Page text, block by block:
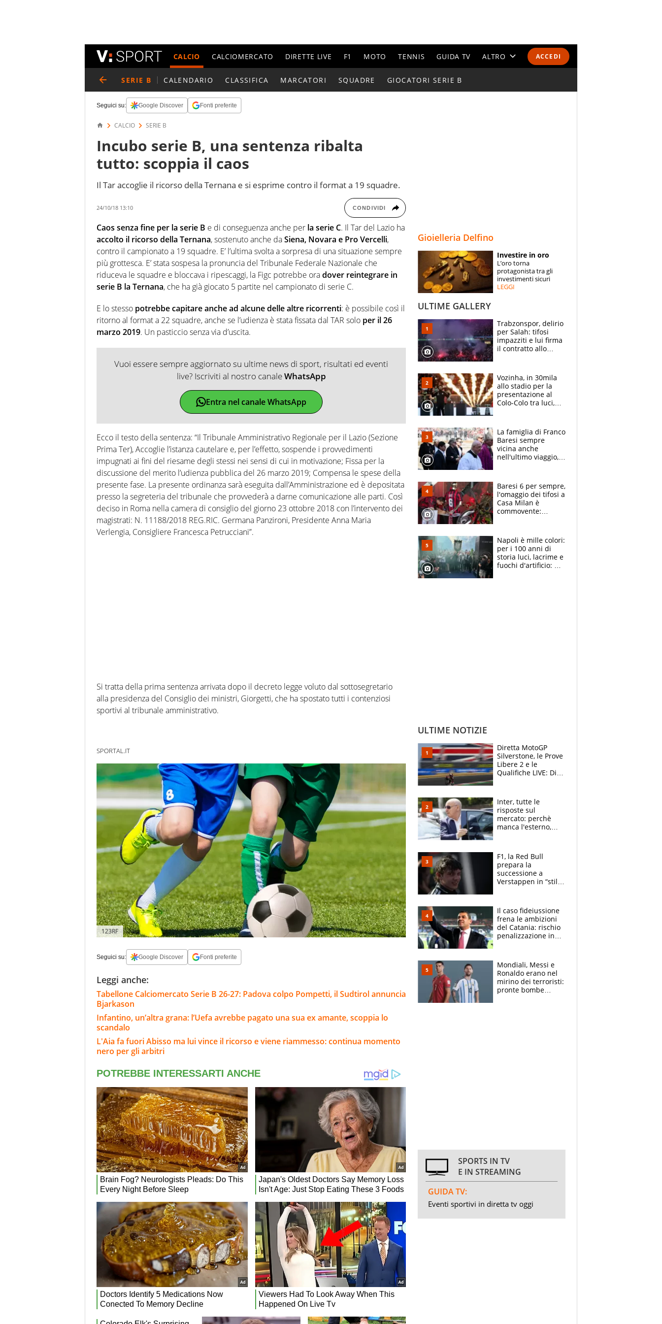
ACCEDI
CALCIO CALCIOMERCATO DIRETTE LIVE F1 MOTO TENNIS GUIDA TV ALTRO
ESPERTI
CONTATTI
SERIE B CALENDARIO CLASSIFICA MARCATORI SQUADRE GIOCATORI SERIE B
Seguici su: Google Discover Fonti preferite
CALCIO SERIE B
Incubo serie B, una sentenza ribalta
tutto: scoppia il caos
Il Tar accoglie il ricorso della Ternana e si esprime contro il format a 19 squadre.
24/10/18 13:10 CONDIVIDI
Caos senza fine per la serie B e di conseguenza anche per la serie C. Il Tar del Lazio ha
accolto il ricorso della Ternana, sostenuto anche daSiena, Novara e Pro Vercelli,
contro il campionato a 19 squadre. E’ l’ultima svolta a sorpresa di una situazione sempre
più grottesca. E’ stata sospesa la pronuncia del Tribunale Federale Nazionale che
riduceva le squadre e bloccava i ripescaggi, la Figc potrebbe oradover reintegrare in
serie B la Ternana, che ha già giocato 5 partite nel campionato di serie C.
E lo stesso potrebbe capitare anche ad alcune delle altre ricorrenti: è possibile così il
ritorno al format a 22 squadre, anche se l’udienza è stata fissata dal TAR solo per il 26
marzo 2019. Un pasticcio senza via d’uscita.
Vuoi essere sempre aggiornato su ultime news di sport, risultati ed eventi
live? Iscriviti al nostro canaleWhatsApp
Entra nel canale WhatsApp
Ecco il testo della sentenza: “Il Tribunale Amministrativo Regionale per il Lazio (Sezione
Prima Ter), Accoglie l’istanza cautelare e, per l’effetto, sospende i provvedimenti
impugnati ai fini del riesame degli stessi nei sensi di cui in motivazione; Fissa per la
discussione del merito l’udienza pubblica del 26 marzo 2019; Compensa le spese della
presente fase. La presente ordinanza sarà eseguita dall’Amministrazione ed è depositata
presso la segreteria del tribunale che provvederà a darne comunicazione alle parti. Così
deciso in Roma nella camera di consiglio del giorno 23 ottobre 2018 con l’intervento dei
magistrati: N. 11188/2018 REG.RIC. Germana Panzironi, Presidente Anna Maria
Verlengia, Consigliere Francesca Petrucciani”.
Si tratta della prima sentenza arrivata dopo il decreto legge voluto dal sottosegretario
alla presidenza del Consiglio dei ministri, Giorgetti, che ha spostato tutti i contenziosi
sportivi al tribunale amministrativo.
SPORTAL.IT
123RF
Seguici su: Google Discover Fonti preferite
Leggi anche:
Tabellone Calciomercato Serie B 26-27: Padova colpo Pompetti, il Sudtirol annuncia
Bjarkason
Infantino, un’altra grana: l’Uefa avrebbe pagato una sua ex amante, scoppia lo
scandalo
L'Aia fa fuori Abisso ma lui vince il ricorso e viene riammesso: continua momento
nero per gli arbitri
Gioielleria Delfino
Investire in oro
L’oro torna
protagonista tra gli
investimenti sicuri
LEGGI
ULTIME GALLERY
Trabzonspor, delirio
per Salah: tifosi
impazziti e lui firma
il contratto allo
Vozinha, in 30mila
allo stadio per la
presentazione al
Colo-Colo tra luci,
La famiglia di Franco
Baresi sempre
vicina anche
nell'ultimo viaggio,
circondati
dall'affetto dei tifosi
Baresi 6 per sempre,
l'omaggio dei tifosi a
Casa Milan è
commovente:
bigliettini
Napoli è mille colori:
per i 100 anni di
storia luci, lacrime e
fuochi d'artificio: De
ULTIME NOTIZIE
Diretta MotoGP
Silverstone, le Prove
Libere 2 e le
Qualifiche LIVE: Di
Bezzecchi
Inter, tutte le
risposte sul
mercato: perchè
manca l'esterno,
vero obiettivo di
Marotta
F1, la Red Bull
prepara la
successione a
Verstappen in “stile
attacco all’Italia
Il caso fideiussione
frena le ambizioni
del Catania: rischio
penalizzazione in
Mondiali, Messi e
Ronaldo erano nel
mirino dei terroristi:
pronte bombe
SPORTS IN TV
E IN STREAMING
GUIDA TV:
Eventi sportivi in diretta tv oggi